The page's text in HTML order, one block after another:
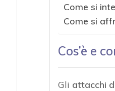
Come si
Come si
Cos’è e
Gli attacchi